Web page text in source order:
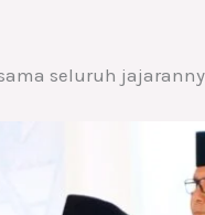
seluruh